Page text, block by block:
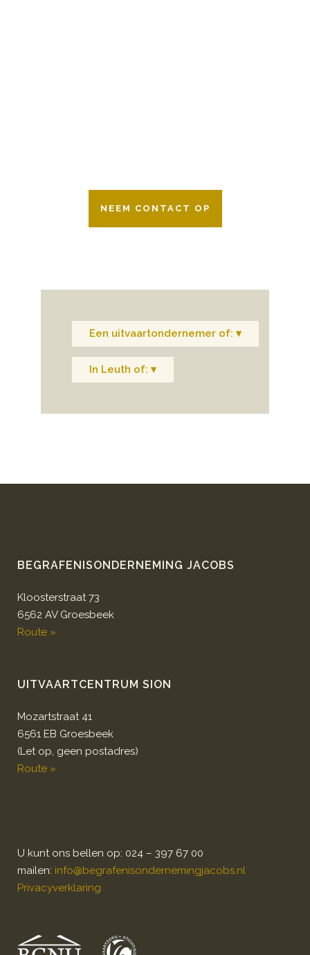
NEEM CONTACT OP
Een uitvaartondernemer of: ▾
In Leuth of: ▾
BEGRAFENISONDERNEMING JACOBS
Kloosterstraat 73
6562 AV Groesbeek
Route »
UITVAARTCENTRUM SION
Mozartstraat 41
6561 EB Groesbeek
(Let op, geen postadres)
Route »
U kunt ons bellen op: 024 – 397 67 00
mailen: info@begrafenisondernemingjacobs.nl
Privacyverklaring